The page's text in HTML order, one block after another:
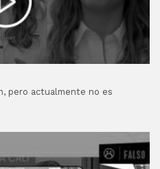
pero actualmente no es